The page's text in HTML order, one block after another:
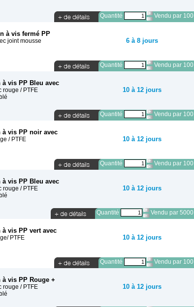
Quantité Vendu par 100
à vis fermé PP
joint mousse
6 à 8 jours
Quantité Vendu par 100
vis PP Bleu avec
rouge / PTFE
10 à 12 jours
Quantité Vendu par 100
vis PP noir avec
/ PTFE
10 à 12 jours
Quantité Vendu par 100
vis PP Bleu avec
rouge / PTFE
10 à 12 jours
Quantité Vendu par 5000
vis PP vert avec
PTFE
10 à 12 jours
Quantité Vendu par 100
vis PP Rouge +
rouge / PTFE
10 à 12 jours